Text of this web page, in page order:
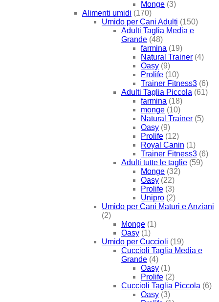
Monge (3)
Alimenti umidi (170)
Umido per Cani Adulti (150)
Adulti Taglia Media e
Grande (48)
farmina (19)
Natural Trainer (4)
Oasy (9)
Prolife (10)
Trainer Fitness3 (6)
Adulti Taglia Piccola (61)
farmina (18)
monge (10)
Natural Trainer (5)
Oasy (9)
Prolife (12)
Royal Canin (1)
Trainer Fitness3 (6)
Adulti tutte le taglie (59)
Monge (32)
Oasy (22)
Prolife (3)
Unipro (2)
Umido per Cani Maturi e Anziani
(2)
Monge (1)
Oasy (1)
Umido per Cuccioli (19)
Cuccioli Taglia Media e
Grande (4)
Oasy (1)
Prolife (2)
Cuccioli Taglia Piccola (6)
Oasy (3)